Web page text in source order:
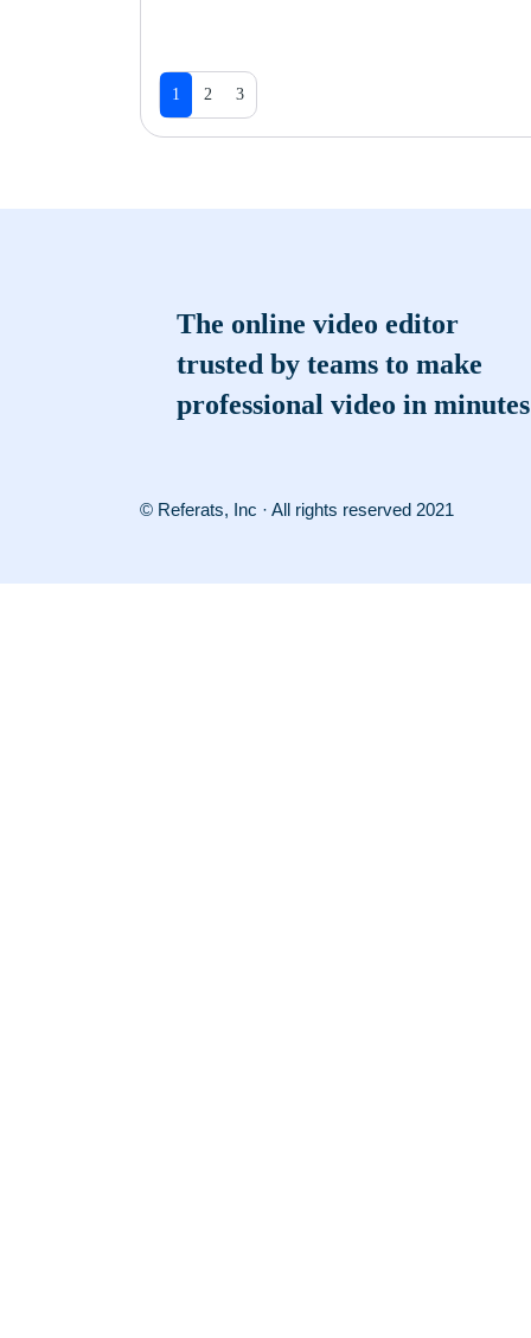
1 2 3
The online video editor
trusted by teams to make
professional video in minutes
© Referats, Inc · All rights reserved 2021